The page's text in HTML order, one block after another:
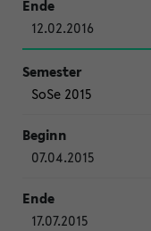
12.02.2016
SoSe 2015
07.04.2015
17.07.2015